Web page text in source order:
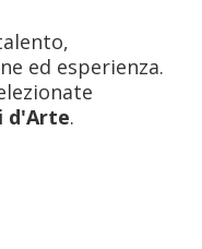
ed esperienza.
d'Arte.